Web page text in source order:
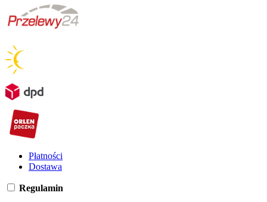
Płatności
Dostawa
Regulamin